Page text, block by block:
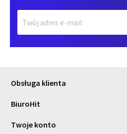
Obsługa klienta
BiuroHit
Twoje konto